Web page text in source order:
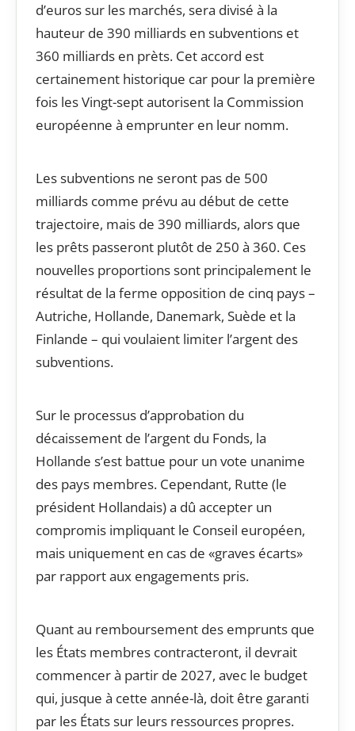
d’euros sur les marchés, sera divisé à la
hauteur de 390 milliards en subventions et
360 milliards en prèts. Cet accord est
certainement historique car pour la première
fois les Vingt-sept autorisent la Commission
européenne à emprunter en leur nomm.
Les subventions ne seront pas de 500
milliards comme prévu au début de cette
trajectoire, mais de 390 milliards, alors que
les prêts passeront plutôt de 250 à 360. Ces
nouvelles proportions sont principalement le
résultat de la ferme opposition de cinq pays –
Autriche, Hollande, Danemark, Suède et la
Finlande – qui voulaient limiter l’argent des
subventions.
Sur le processus d’approbation du
décaissement de l’argent du Fonds, la
Hollande s’est battue pour un vote unanime
des pays membres. Cependant, Rutte (le
président Hollandais) a dû accepter un
compromis impliquant le Conseil européen,
mais uniquement en cas de «graves écarts»
par rapport aux engagements pris.
Quant au remboursement des emprunts que
les États membres contracteront, il devrait
commencer à partir de 2027, avec le budget
qui, jusque à cette année-là, doit être garanti
par les États sur leurs ressources propres.